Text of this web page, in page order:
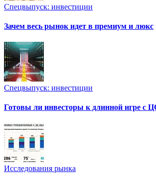
Спецвыпуск: инвестиции
Зачем весь рынок идет в премиум и люкс
Спецвыпуск: инвестиции
Готовы ли инвесторы к длинной игре с
Исследования рынка